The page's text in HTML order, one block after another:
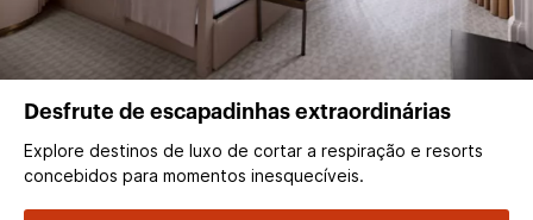
Desfrute de escapadinhas extraordinárias
Explore destinos de luxo de cortar a respiração e resorts
concebidos para momentos inesquecíveis.